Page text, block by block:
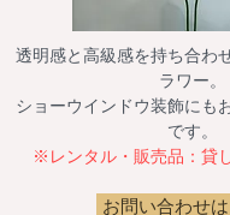
透明感と高級感を持ち合わ
ラワー。
ショーウインドウ装飾にも
です。
​※レンタル・販売品：貸
お問い合わせ